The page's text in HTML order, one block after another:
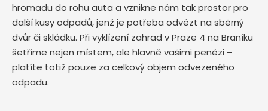
hromadu do rohu auta a vznikne nám tak prostor pro
další kusy odpadů, jenž je potřeba odvézt na sběrný
dvůr či skládku. Při vyklízení zahrad v Praze 4 na Braníku
šetříme nejen místem, ale hlavně vašimi penězi –
platíte totiž pouze za celkový objem odvezeného
odpadu.